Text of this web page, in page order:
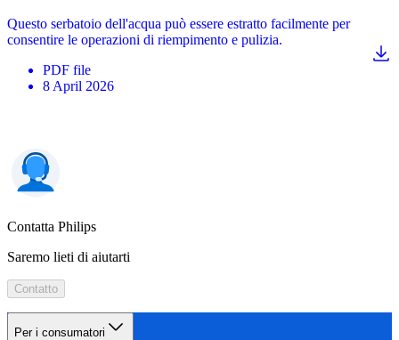
Questo serbatoio dell'acqua può essere estratto facilmente per
consentire le operazioni di riempimento e pulizia.
PDF file
8 April 2026
Contatta Philips
Saremo lieti di aiutarti
Contatto
Per i consumatori